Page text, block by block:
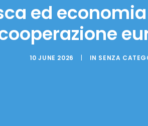
ed
10 JUNE 2026 | IN SENZA